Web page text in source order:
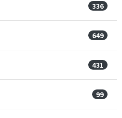
336
649
431
99